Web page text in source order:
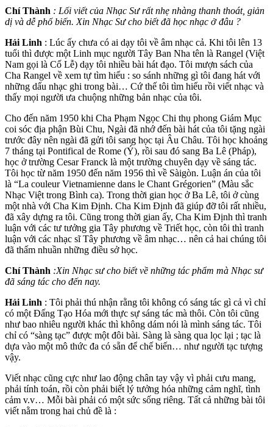
Chí Thành : Lối viết của Nhạc Sư rất nhẹ nhàng thanh thoát, giản
dị và dễ phổ biến. Xin Nhạc Sư cho biết đã học nhạc ở đâu ?
Hải Linh : Lúc ấy chưa có ai dạy tôi về âm nhạc cả. Khi tôi lên 13
tuổi thì được một Linh mục người Tây Ban Nha tên là Rangel (Việt
Nam gọi là Cố Lễ) dạy tôi nhiều bài hát đạo. Tôi mượn sách của
Cha Rangel về xem tự tìm hiểu : so sánh những gì tôi đang hát với
những dấu nhạc ghi trong bài… Cứ thế tôi tìm hiểu rồi viết nhạc và
thấy mọi người ưa chuộng những bản nhạc của tôi.
Cho đến năm 1950 khi Cha Phạm Ngọc Chi thụ phong Giám Mục
coi sóc địa phận Bùi Chu, Ngài đã nhớ đến bài hát của tôi tặng ngài
trước đây nên ngài đã gửi tôi sang học tại Âu Châu. Tôi học khoảng
7 tháng tại Pontifical de Rome (Ý), rồi sau đó sang Ba Lê (Pháp),
học ở trường Cesar Franck là một trường chuyên dạy về sáng tác.
Tôi học từ năm 1950 đến năm 1956 thì về Sàigòn. Luận án của tôi
là “La couleur Vietnamienne dans le Chant Grégorien” (Màu sắc
Nhạc Việt trong Bình ca). Trong thời gian học ở Ba Lê, tôi ở cùng
một nhà với Cha Kim Định. Cha Kim Định đã giúp đỡ tôi rất nhiều,
đã xây dựng ra tôi. Cũng trong thời gian ấy, Cha Kim Định thì tranh
luận với các tư tưởng gia Tây phương về Triết học, còn tôi thì tranh
luận với các nhạc sĩ Tây phương về âm nhạc… nên cả hai chúng tôi
đã thấm nhuần những điều sở học.
Chí Thành :Xin Nhạc sư cho biết về những tác phẩm mà Nhạc sư
đã sáng tác cho đến nay.
Hải Linh : Tôi phải thú nhận rằng tôi không có sáng tác gì cả vì chỉ
có một Đấng Tạo Hóa mới thực sự sáng tác mà thôi. Còn tôi cũng
như bao nhiêu người khác thì không dám nói là mình sáng tác. Tôi
chỉ có “sàng tạc” được một đôi bài. Sàng là sàng qua lọc lại ; tạc là
dựa vào một mô thức đa có sẵn để chế biến… như người tạc tượng
vậy.
Viết nhạc cũng cực như lao động chân tay vậy vì phải cưu mang,
phải tính toán, rồi còn phải biết lý tưởng hóa những cảm nghĩ, tình
cảm v.v… Mỗi bài phải có một sức sống riêng. Tất cả những bài tôi
viết nằm trong hai chủ đề là :